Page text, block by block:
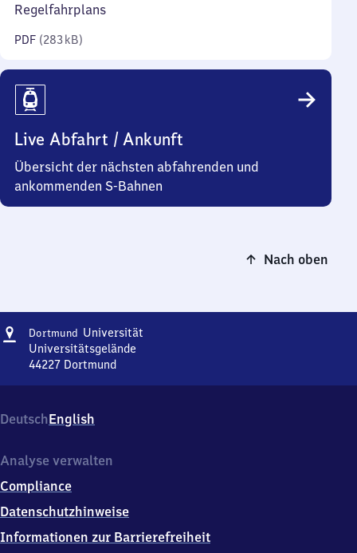
Regelfahrplans
PDF (283 kB)
Live Abfahrt / Ankunft
Übersicht der nächsten abfahrenden und
ankommenden S-Bahnen
Nach oben
Adresse
Dortmund Universität
Universitätsgelände
44227 Dortmund
Universitätsgelände,
4
2
7
Dortmund
DeutschEnglish
Analyse verwalten
Compliance
Datenschutzhinweise
Informationen zur Barrierefreiheit